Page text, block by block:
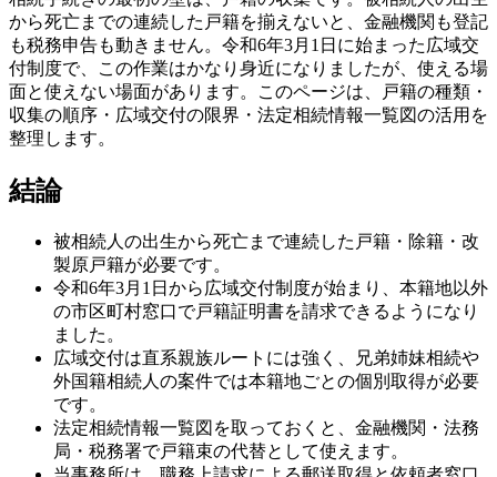
から死亡までの連続した戸籍を揃えないと、金融機関も登記
も税務申告も動きません。令和6年3月1日に始まった広域交
付制度で、この作業はかなり身近になりましたが、使える場
面と使えない場面があります。このページは、戸籍の種類・
収集の順序・広域交付の限界・法定相続情報一覧図の活用を
整理します。
結論
被相続人の出生から死亡まで連続した戸籍・除籍・改
製原戸籍が必要です。
令和6年3月1日から広域交付制度が始まり、本籍地以外
の市区町村窓口で戸籍証明書を請求できるようになり
ました。
広域交付は直系親族ルートには強く、兄弟姉妹相続や
外国籍相続人の案件では本籍地ごとの個別取得が必要
です。
法定相続情報一覧図を取っておくと、金融機関・法務
局・税務署で戸籍束の代替として使えます。